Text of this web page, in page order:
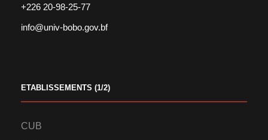
+226 20-98-25-77
info@univ-bobo.gov.bf
ETABLISSEMENTS (1/2)
CUB